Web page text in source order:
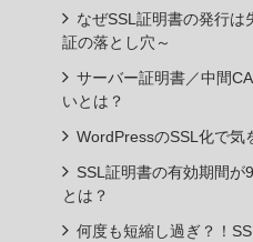
なぜSSL証明書の発行は
証の落とし穴～
サーバー証明書／中間
いとは？
WordPressのSSL化で気
SSL証明書の有効期間が
とは？
何度も短縮し過ぎ？！